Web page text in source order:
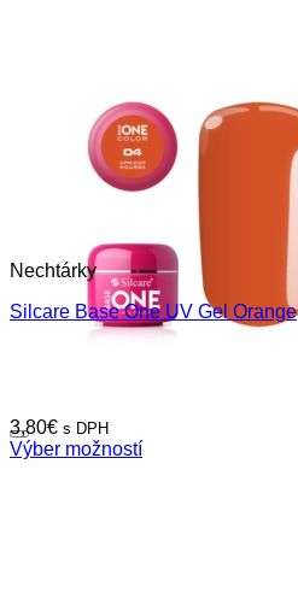
Nechtárky
Silcare Base One UV Gel Orange
3,80€ s DPH
Výber možností